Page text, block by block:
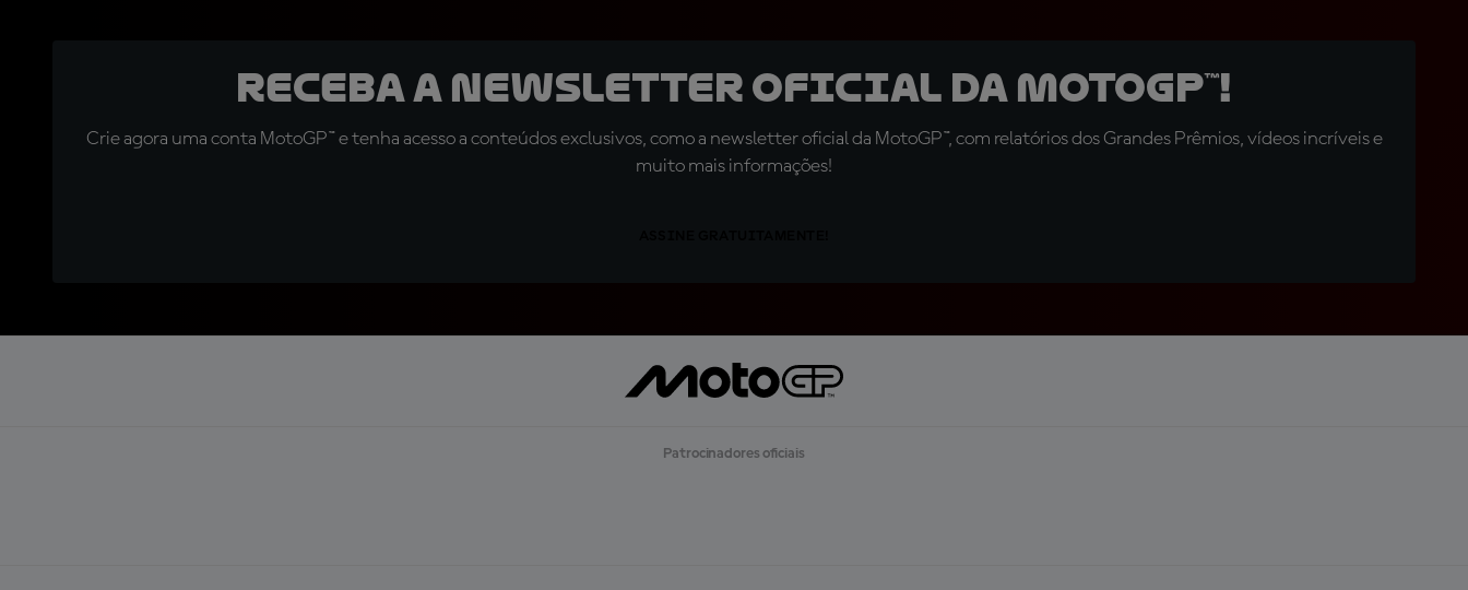
Receba a newsletter oficial da MotoGP™!
Crie agora uma conta MotoGP™ e tenha acesso a conteúdos exclusivos, como a newsletter oficial da MotoGP™, com relatórios dos Grandes Prêmios, vídeos incríveis e
muito mais informações!
Patrocinadores oficiais